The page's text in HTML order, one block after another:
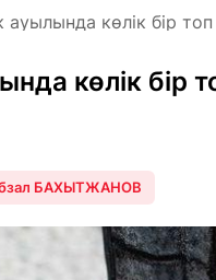
ауылында көлік бір
көлік бір
БАХЫТЖАНОВ